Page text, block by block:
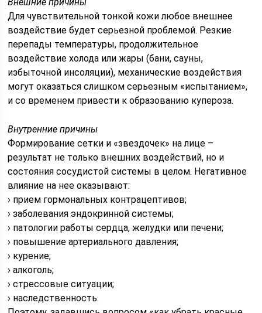
Для чувствительной тонкой кожи любое внешнее
воздействие будет серьезной проблемой. Резкие
перепады температуры, продолжительное
воздействие холода или жары (бани, сауны,
избыточной инсоляции), механические воздействия
могут оказаться слишком серьезным «испытанием»,
и со временем привести к образованию купероза.
Внутренние причины
Формирование сетки и «звездочек» на лице –
результат не только внешних воздействий, но и
состояния сосудистой системы в целом. Негативное
влияние на нее оказывают:
› прием гормональных контрацептивов;
› заболевания эндокринной системы;
› патологии работы сердца, желудки или печени;
› повышение артериального давления;
› курение;
› алкоголь;
› стрессовые ситуации;
› наследственность.